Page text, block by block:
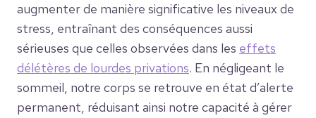
augmenter de manière significative les niveaux de
stress, entraînant des conséquences aussi
sérieuses que celles observées dans les effets
délétères de lourdes privations. En négligeant le
sommeil, notre corps se retrouve en état d’alerte
permanent, réduisant ainsi notre capacité à gérer